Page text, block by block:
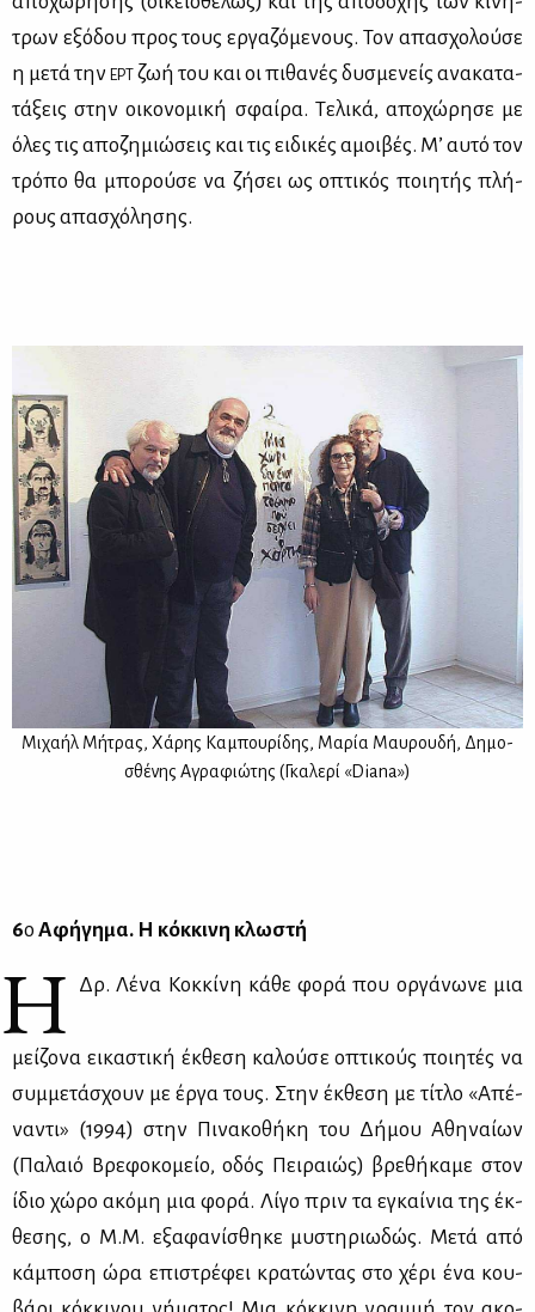
τρων εξό­δου προς τους ερ­γα­ζό­με­νους. Τον απα­σχο­λού­σε
η με­τά την ΕΡΤ ζωή του και οι πι­θα­νές δυ­σμε­νείς ανα­κα­τα­
τά­ξεις στην οι­κο­νο­μι­κή σφαί­ρα. Τε­λι­κά, απο­χώ­ρη­σε με
όλες τις απο­ζη­μιώ­σεις και τις ει­δι­κές αμοι­βές. Μ’ αυ­τό τον
τρό­πο θα μπο­ρού­σε να ζή­σει ως οπτι­κός ποι­η­τής πλή­
ρους απα­σχό­λη­σης.
Μι­χα­ήλ Μή­τρας, Χά­ρης Κα­μπου­ρί­δης, Μα­ρία Μαυ­ρου­δή, Δη­μο­
σθέ­νης Αγρα­φιώ­της (Γκα­λε­ρί «Diana»)
6ο Αφή­γη­μα. Η κόκ­κι­νη κλω­στή
Η Δρ. Λέ­να Κοκ­κί­νη κά­θε φο­ρά που ορ­γά­νω­νε μια
μεί­ζο­να ει­κα­στι­κή έκ­θε­ση κα­λού­σε οπτι­κούς ποι­η­τές να
συμ­με­τά­σχουν με έρ­γα τους. Στην έκ­θε­ση με τί­τλο «Απέ­
να­ντι» (1994) στην Πι­να­κο­θή­κη του Δή­μου Αθη­ναί­ων
(Πα­λαιό Βρε­φο­κο­μείο, οδός Πει­ραιώς) βρε­θή­κα­με στον
ίδιο χώ­ρο ακό­μη μια φο­ρά. Λί­γο πριν τα εγκαί­νια της έκ­
θε­σης, ο Μ.Μ. εξα­φα­νί­σθη­κε μυ­στη­ριω­δώς. Με­τά από
κά­μπο­ση ώρα επι­στρέ­φει κρα­τώ­ντας στο χέ­ρι ένα κου­